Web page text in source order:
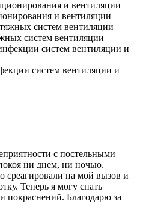
и вентиляции
систем вентиляции
систем вентиляции и
с постельными
ни днем, ни ночью.
среагировали на мой вызов и
Теперь я могу спать
покраснений. Благодарю за